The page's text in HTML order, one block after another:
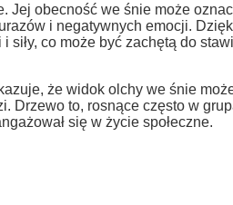
Jej obecność we śnie może
i negatywnych emocji.
siły, co może być zachętą do
że widok olchy we śnie
Drzewo to, rosnące często w
się w życie społeczne.